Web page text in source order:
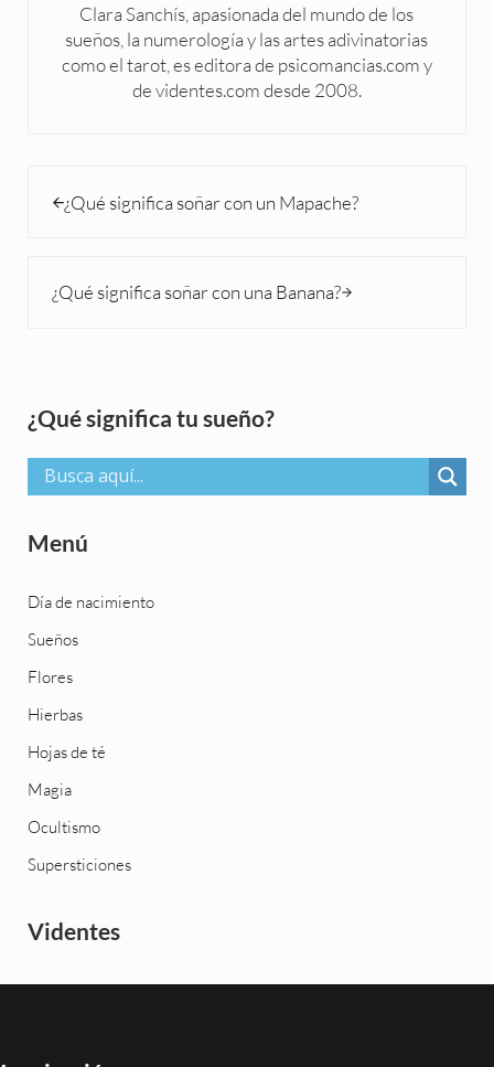
Clara Sanchís, apasionada del mundo de los
sueños, la numerología y las artes adivinatorias
como el tarot, es editora de psicomancias.com y
de videntes.com desde 2008.
¿Qué significa soñar con un Mapache?
¿Qué significa soñar con una Banana?
Sidebar
¿Qué significa tu sueño?
Menú
Día de nacimiento
Sueños
Flores
Hierbas
Hojas de té
Magia
Ocultismo
Supersticiones
Videntes